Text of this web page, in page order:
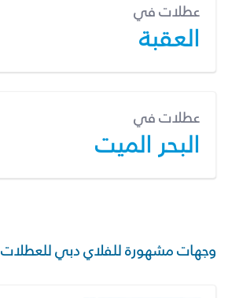
عطلات في
العقبة
عطلات في
البحر الميت
وجهات مشهورة للفلاي دبي للعطلات